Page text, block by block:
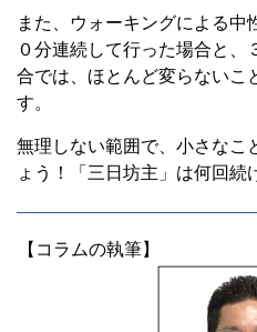
また、ウォーキングによる中
０分連続して行った場合と
合では、ほとんど変らないこ
す。
無理しない範囲で、小さなこ
ょう！「三日坊主」は何回続
【コラムの執筆】